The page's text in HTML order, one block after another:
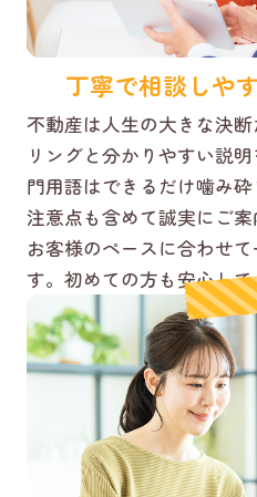
丁寧で相談しや
不動産は人生の大きな決
リングと分かりやすい説
門用語はできるだけ噛み
注意点も含めて誠実にご案
お客様のペースに合わせ
す。初めての方も安心して